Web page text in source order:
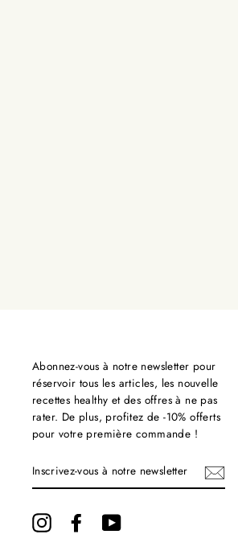
Abonnez-vous à notre newsletter pour
réservoir tous les articles, les nouvelle
recettes healthy et des offres à ne pas
rater. De plus, profitez de -10% offerts
pour votre première commande !
VOUS
À
NEWSLETTER
InstagramFacebookYouTube